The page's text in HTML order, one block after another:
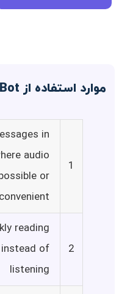
موارد استفاده از WhisperBot
1
in
audio
or
2
reading
of
listening